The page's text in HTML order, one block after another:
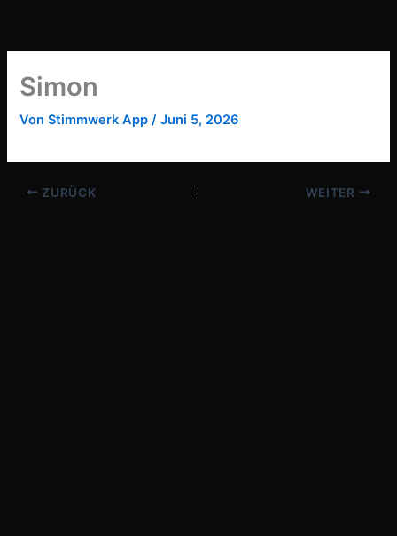
springen
Simon
VonStimmwerk App/Juni 5, 2026
ZURÜCK WEITER